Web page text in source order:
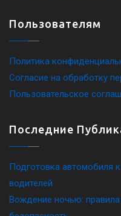
Пользователям
Политика
Согласие на обработку
Пользовательское
Последние
Подготовка автомобиля
водителей
Вождение ночью: